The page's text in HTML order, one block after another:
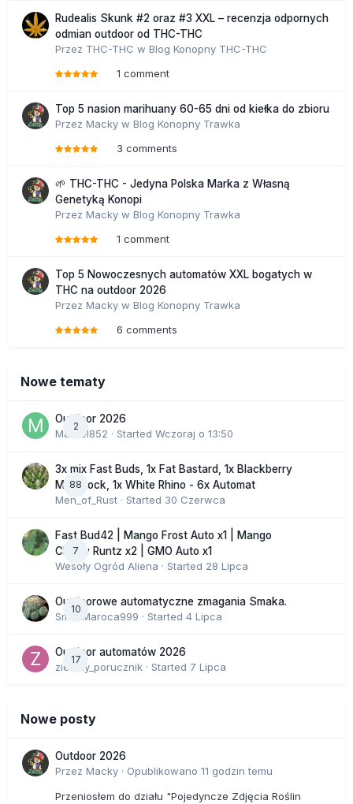
Rudealis Skunk #2 oraz #3 XXL – recenzja odpornych
odmian outdoor od THC-THC
Przez THC-THC w Blog Konopny THC-THC
1 comment
Top 5 nasion marihuany 60-65 dni od kiełka do zbioru
Przez Macky w Blog Konopny Trawka
3 comments
🌱 THC-THC - Jedyna Polska Marka z Własną
Genetyką Konopi
Przez Macky w Blog Konopny Trawka
1 comment
Top 5 Nowoczesnych automatów XXL bogatych w
THC na outdoor 2026
Przez Macky w Blog Konopny Trawka
6 comments
Nowe tematy
2
Outdoor 2026
Marcel852 · Started Wczoraj o 13:50
88
3x mix Fast Buds, 1x Fat Bastard, 1x Blackberry
Moonrock, 1x White Rhino - 6x Automat
Men_of_Rust · Started 30 Czerwca
7
Fast Bud42 | Mango Frost Auto x1 | Mango
Cherry Runtz x2 | GMO Auto x1
Wesoły Ogród Aliena · Started 28 Lipca
10
Outdoorowe automatyczne zmagania Smaka.
SmakMaroca999 · Started 4 Lipca
17
Outdoor automatów 2026
zielony_porucznik · Started 7 Lipca
Nowe posty
Outdoor 2026
Przez Macky · Opublikowano 11 godzin temu
Przeniosłem do działu "Pojedyncze Zdjęcia Roślin